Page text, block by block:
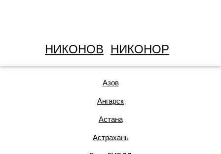
НИКОНОВ НИКОНОР
Азов
Ангарск
Астана
Астрахань